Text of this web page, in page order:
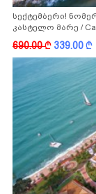
სექტემბერი!
კასტელო მარე /
690.00k 339.00k